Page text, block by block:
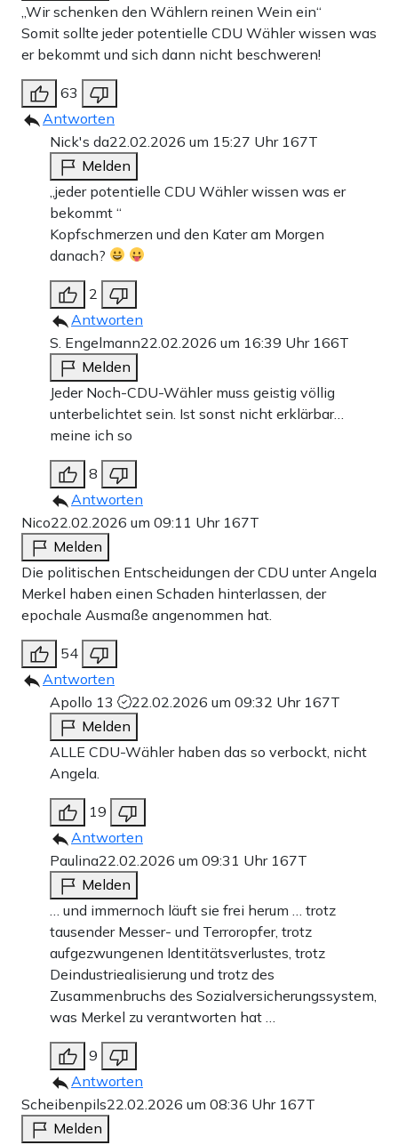
„Wir schenken den Wählern reinen Wein ein“
Somit sollte jeder potentielle CDU Wähler wissen was
er bekommt und sich dann nicht beschweren!
63
Antworten
Nick's da22.02.2026 um 15:27 Uhr 167T
Melden
„jeder potentielle CDU Wähler wissen was er
bekommt “
Kopfschmerzen und den Kater am Morgen
danach?
2
Antworten
S. Engelmann22.02.2026 um 16:39 Uhr 166T
Melden
Jeder Noch-CDU-Wähler muss geistig völlig
unterbelichtet sein. Ist sonst nicht erklärbar…
meine ich so
8
Antworten
Nico22.02.2026 um 09:11 Uhr 167T
Melden
Die politischen Entscheidungen der CDU unter Angela
Merkel haben einen Schaden hinterlassen, der
epochale Ausmaße angenommen hat.
54
Antworten
Apollo 13
22.02.2026 um 09:32 Uhr 167T
Melden
ALLE CDU-Wähler haben das so verbockt, nicht
Angela.
19
Antworten
Paulina22.02.2026 um 09:31 Uhr 167T
Melden
… und immernoch läuft sie frei herum … trotz
tausender Messer- und Terroropfer, trotz
aufgezwungenen Identitätsverlustes, trotz
Deindustriealisierung und trotz des
Zusammenbruchs des Sozialversicherungssystem,
was Merkel zu verantworten hat …
9
Antworten
Scheibenpils22.02.2026 um 08:36 Uhr 167T
Melden